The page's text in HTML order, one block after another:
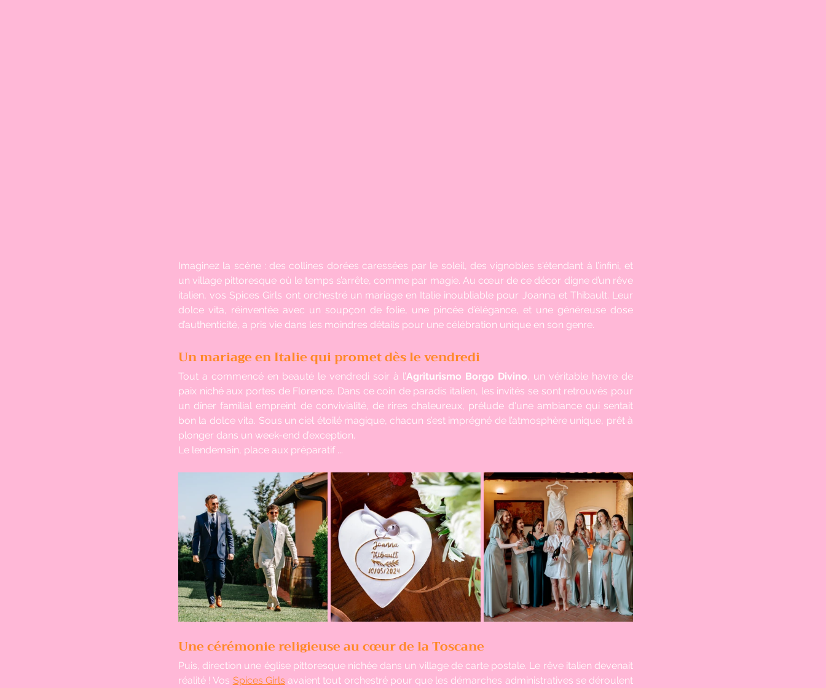
Imaginez la scène : des collines dorées caressées par le soleil, des vignobles s'étendant à l’infini, et
un village pittoresque où le temps s’arrête, comme par magie. Au cœur de ce décor digne d’un rêve
italien, vos Spices Girls ont orchestré un mariage en Italie inoubliable pour Joanna et Thibault. Leur
dolce vita, réinventée avec un soupçon de folie, une pincée d’élégance, et une généreuse dose
d’authenticité, a pris vie dans les moindres détails pour une célébration unique en son genre.
Un mariage en Italie qui promet dès le vendredi
Tout a commencé en beauté le vendredi soir à l’Agriturismo Borgo Divino, un véritable havre de
paix niché aux portes de Florence. Dans ce coin de paradis italien, les invités se sont retrouvés pour
un dîner familial empreint de convivialité, de rires chaleureux, prélude d'une ambiance qui sentait
bon la dolce vita. Sous un ciel étoilé magique, chacun s’est imprégné de l’atmosphère unique, prêt à
plonger dans un week-end d’exception.
Le lendemain, place aux préparatif ...
Une cérémonie religieuse au cœur de la Toscane
Puis, direction une église pittoresque nichée dans un village de carte postale. Le rêve italien devenait
réalité ! Vos Spices Girls avaient tout orchestré pour que les démarches administratives se déroulent